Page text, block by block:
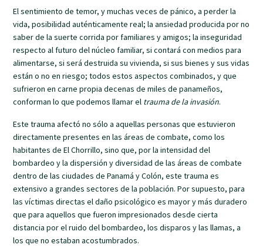
El sentimiento de temor, y muchas veces de pánico, a perder la
vida, posibilidad auténticamente real; la ansiedad producida por no
saber de la suerte corrida por familiares y amigos; la inseguridad
respecto al futuro del núcleo familiar, si contará con medios para
alimentarse, si será destruida su vivienda, si sus bienes y sus vidas
están o no en riesgo; todos estos aspectos combinados, y que
sufrieron en carne propia decenas de miles de panameños,
conforman lo que podemos llamar el trauma de la invasión.
Este trauma afectó no sólo a aquellas personas que estuvieron
directamente presentes en las áreas de combate, como los
habitantes de El Chorrillo, sino que, por la intensidad del
bombardeo y la dispersión y diversidad de las áreas de combate
dentro de las ciudades de Panamá y Colón, este trauma es
extensivo a grandes sectores de la población. Por supuesto, para
las víctimas directas el daño psicológico es mayor y más duradero
que para aquellos que fueron impresionados desde cierta
distancia por el ruido del bombardeo, los disparos y las llamas, a
los que no estaban acostumbrados.